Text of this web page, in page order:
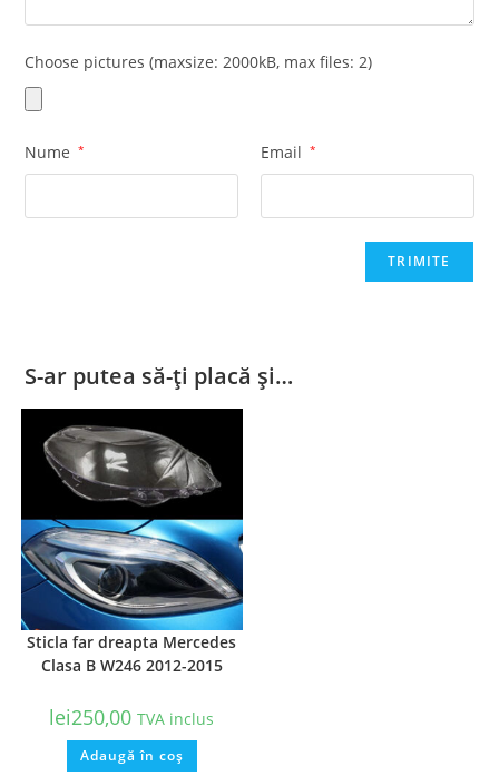
Choose pictures (maxsize: 2000kB, max files: 2)
Nume * Email *
S-ar putea să-ți placă și…
Sticla far dreapta Mercedes
Clasa B W246 2012-2015
lei250,00 TVA inclus
Adaugă în coș